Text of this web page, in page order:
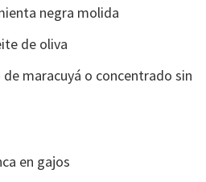
negra molida
de oliva
maracuyá o concentrado sin
en gajos